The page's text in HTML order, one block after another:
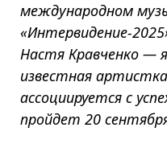
международном
«Интервидение-
Настя Кравченко —
известная
ассоциируется с
пройдет 20